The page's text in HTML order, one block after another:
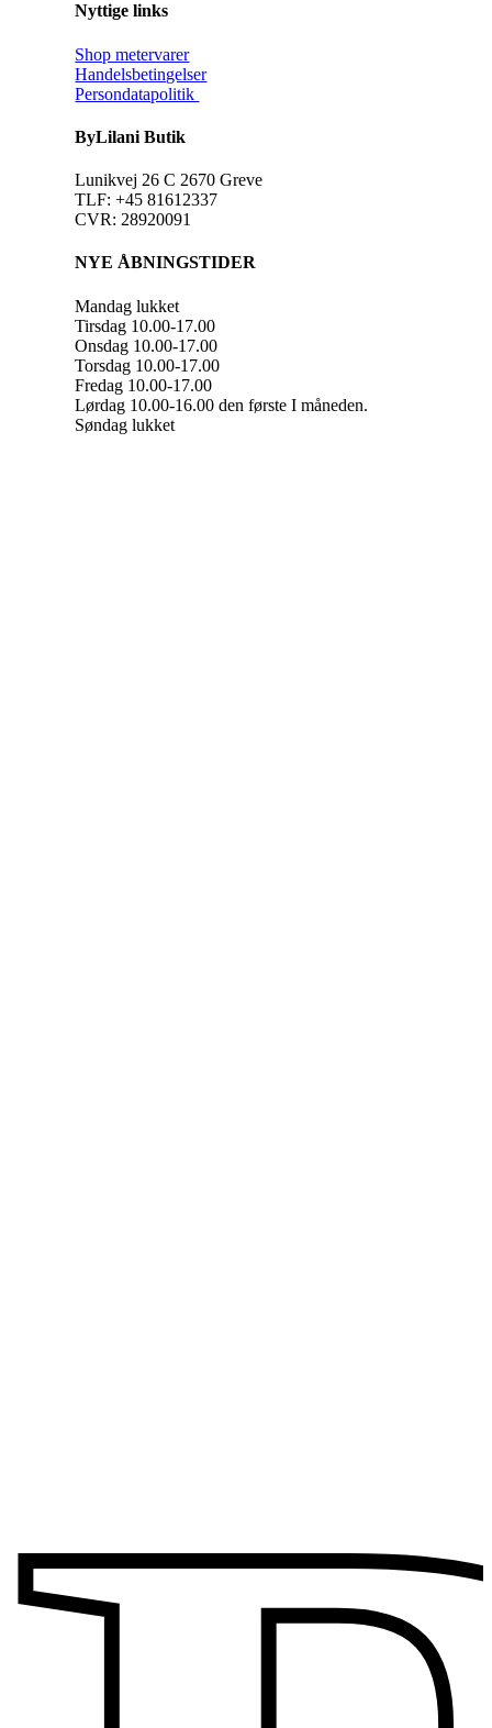
Nyttige links
Shop metervarer
Handelsbetingelser
Persondatapolitik
ByLilani Butik
Lunikvej 26 C 2670 Greve
TLF: +45 81612337
CVR: 28920091
NYE ÅBNINGSTIDER
Mandag lukket
Tirsdag 10.00-17.00
Onsdag 10.00-17.00
Torsdag 10.00-17.00
Fredag 10.00-17.00
Lørdag 10.00-16.00 den første I måneden.
Søndag lukket